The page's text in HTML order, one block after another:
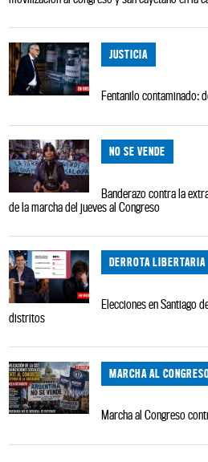
JUSTICIA
Fentanilo contaminado:
NO SE VENDE
Banderazo contra la
de la marcha del jueves al Congreso
DERROTA LIBERTARIA
Elecciones en Santiago
distritos
MARCHA AL
Marcha al Congreso